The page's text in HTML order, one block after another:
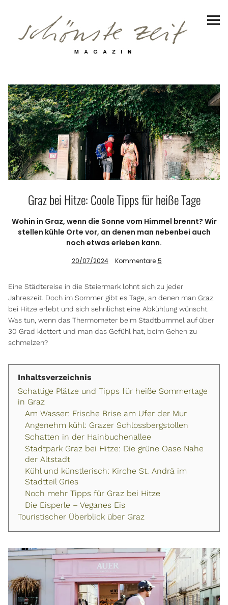
Reiseziele
Genuss
Lifestyle
Erlebnisse
Facebook
InstagramPinterestBlueskyThreads
Graz bei Hitze: Coole Tipps für heiße Tage
Wohin in Graz, wenn die Sonne vom Himmel brennt? Wir
stellen kühle Orte vor, an denen man nebenbei auch
noch etwas erleben kann.
20/07/2024 Kommentare 5
Eine Städtereise in die Steiermark lohnt sich zu jeder
Jahreszeit. Doch im Sommer gibt es Tage, an denen man Graz
bei Hitze erlebt und sich sehnlichst eine Abkühlung wünscht.
Was tun, wenn das Thermometer beim Stadtbummel auf über
30 Grad klettert und man das Gefühl hat, beim Gehen zu
schmelzen?
Inhaltsverzeichnis
Schattige Plätze und Tipps für heiße Sommertage
in Graz
Am Wasser: Frische Brise am Ufer der Mur
Angenehm kühl: Grazer Schlossbergstollen
Schatten in der Hainbuchenallee
Stadtpark Graz bei Hitze: Die grüne Oase Nahe
der Altstadt
Kühl und künstlerisch: Kirche St. Andrä im
Stadtteil Gries
Noch mehr Tipps für Graz bei Hitze
Die Eisperle – Veganes Eis
Touristischer Überblick über Graz